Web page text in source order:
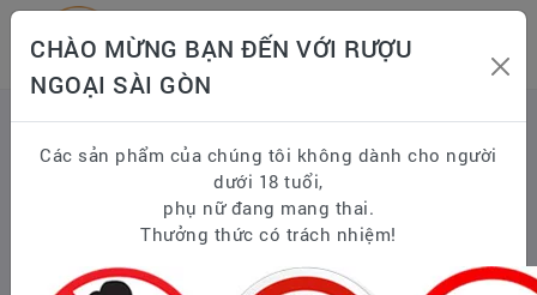
Trang chủ
RƯỢU & QUÀ TẾT CÁC NĂM
Rượu Tết 2026
Hennessy VSOP Year of The Horse 2026
CHÀO MỪNG BẠN ĐẾN VỚI RƯỢU
NGOẠI SÀI GÒN
Các sản phẩm của chúng tôi không dành cho người
dưới 18 tuổi,
phụ nữ đang mang thai.
Thưởng thức có trách nhiệm!